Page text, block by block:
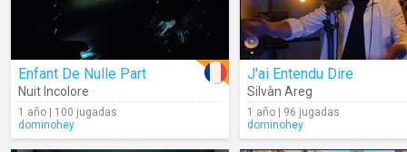
Enfant De Nulle Part
Nuit Incolore
1 año | 100 jugadas
dominohey
J'ai Entendu Dire
Silvàn Areg
1 año | 96 jugadas
dominohey